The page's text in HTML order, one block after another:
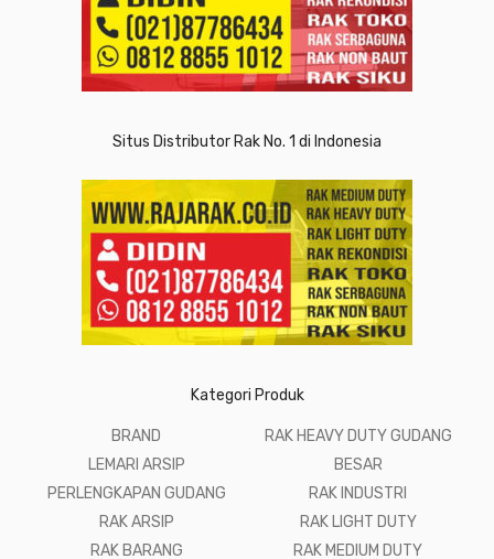
Situs Distributor Rak No. 1 di Indonesia
Kategori Produk
BRAND
LEMARI ARSIP
PERLENGKAPAN GUDANG
RAK ARSIP
RAK BARANG
RAK HEAVY DUTY GUDANG
BESAR
RAK INDUSTRI
RAK LIGHT DUTY
RAK MEDIUM DUTY